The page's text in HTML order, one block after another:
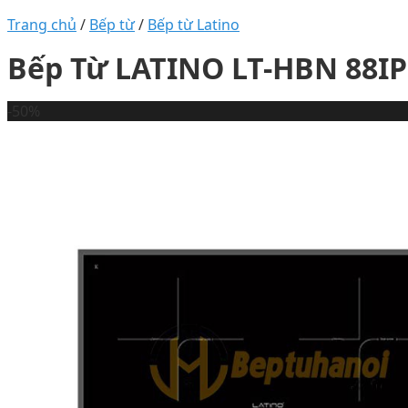
Trang chủ / Bếp từ/ Bếp từ Latino
Bếp Từ LATINO LT-HBN